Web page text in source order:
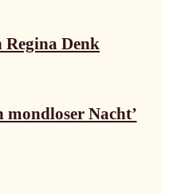
Regina Denk
mondloser Nacht’